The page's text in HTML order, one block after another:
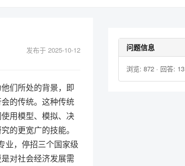
发布于 2025-10-12
们所处的背景，即
的传统。这种传统
用模型、模拟、决
的更宽广的技能。
业，停招三个国家级
对社会经济发展需
问题信息
浏览: 872 · 回答: 13